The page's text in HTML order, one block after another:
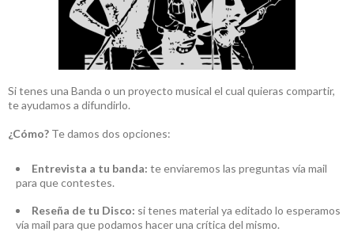
Si tenes una Banda o un proyecto musical el cual quieras compartir,
te ayudamos a difundirlo.
¿Cómo? Te damos dos opciones:
Entrevista a tu banda: te enviaremos las preguntas vía mail
para que contestes.
Reseña de tu Disco: si tenes material ya editado lo esperamos
vía mail para que podamos hacer una crítica del mismo.